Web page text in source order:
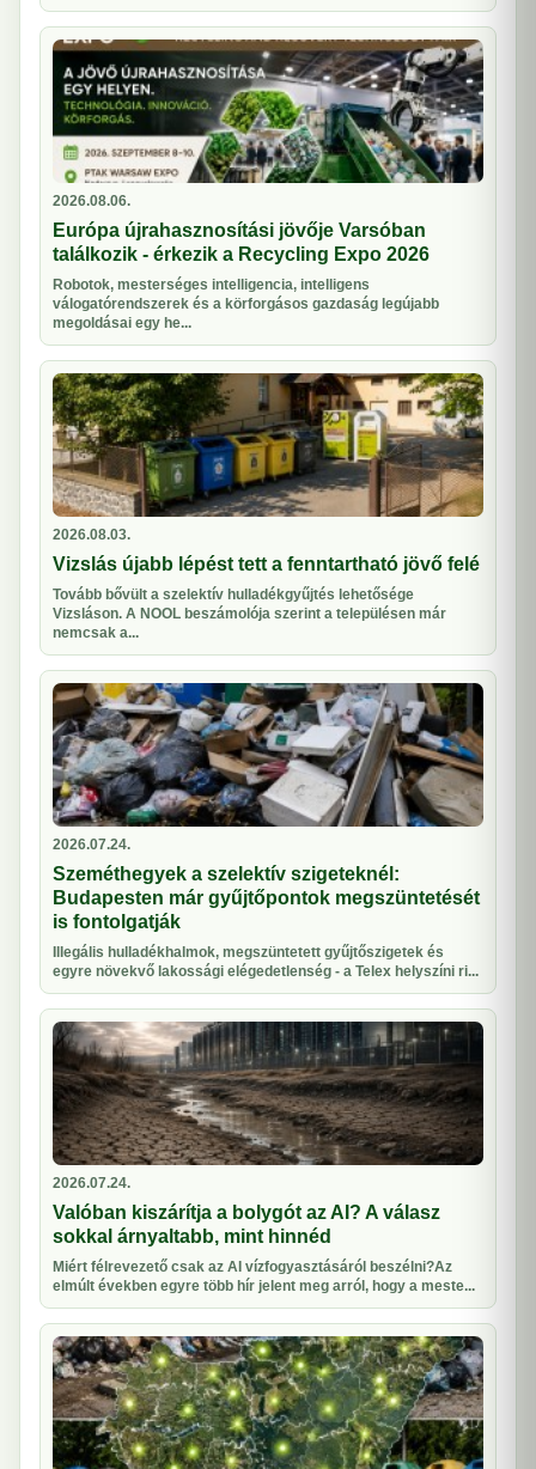
2026.08.06.
Európa újrahasznosítási jövője Varsóban
találkozik - érkezik a Recycling Expo 2026
Robotok, mesterséges intelligencia, intelligens
válogatórendszerek és a körforgásos gazdaság legújabb
megoldásai egy he...
2026.08.03.
Vizslás újabb lépést tett a fenntartható jövő felé
Tovább bővült a szelektív hulladékgyűjtés lehetősége
Vizsláson. A NOOL beszámolója szerint a településen már
nemcsak a...
2026.07.24.
Szeméthegyek a szelektív szigeteknél:
Budapesten már gyűjtőpontok megszüntetését
is fontolgatják
Illegális hulladékhalmok, megszüntetett gyűjtőszigetek és
egyre növekvő lakossági elégedetlenség - a Telex helyszíni ri...
2026.07.24.
Valóban kiszárítja a bolygót az AI? A válasz
sokkal árnyaltabb, mint hinnéd
Miért félrevezető csak az AI vízfogyasztásáról beszélni?Az
elmúlt években egyre több hír jelent meg arról, hogy a meste...